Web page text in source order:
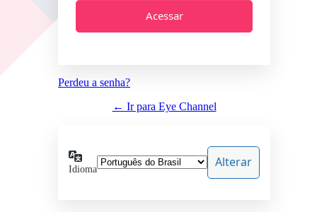
Perdeu a senha?
← Ir para Eye Channel
Idioma